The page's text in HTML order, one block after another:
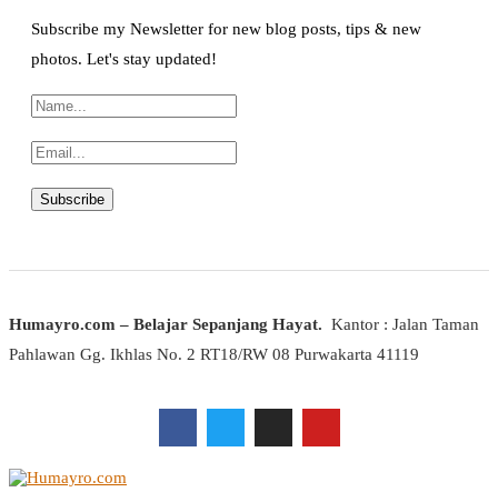
Subscribe my Newsletter for new blog posts, tips & new
photos. Let's stay updated!
Humayro.com – Belajar Sepanjang Hayat. Kantor : Jalan Taman
Pahlawan Gg. Ikhlas No. 2 RT18/RW 08 Purwakarta 41119